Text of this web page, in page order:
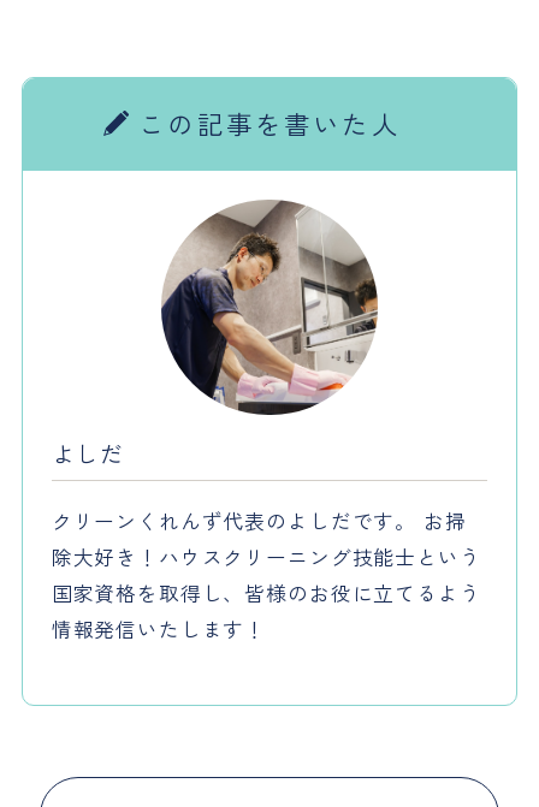
この記事を書いた人
よしだ
クリーンくれんず代表のよしだです。 お掃
除大好き！ハウスクリーニング技能士という
国家資格を取得し、皆様のお役に立てるよう
情報発信いたします！